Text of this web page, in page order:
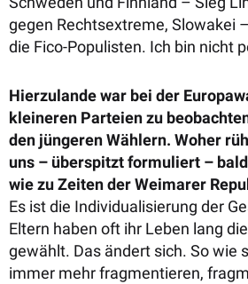
gegen Rechtsextreme, Slowakei
die Fico-Populisten. Ich bin nicht
Hierzulande war bei der
kleineren Parteien zu
den jüngeren Wählern. Woher
uns – überspitzt formuliert –
wie zu Zeiten der Weimarer
Es ist die Individualisierung der
Eltern haben oft ihr Leben lang
gewählt. Das ändert sich. So wie
immer mehr fragmentieren,